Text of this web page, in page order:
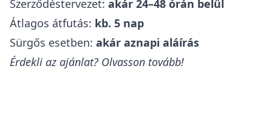
Szerződéstervezet: akár 24–48 órán belül
Átlagos átfutás: kb. 5 nap
Sürgős esetben: akár aznapi aláírás
Érdekli az ajánlat? Olvasson tovább!